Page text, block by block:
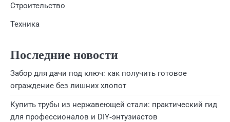
Строительство
Техника
Последние новости
Забор для дачи под ключ: как получить готовое
ограждение без лишних хлопот
Купить трубы из нержавеющей стали: практический гид
для профессионалов и DIY‑энтузиастов